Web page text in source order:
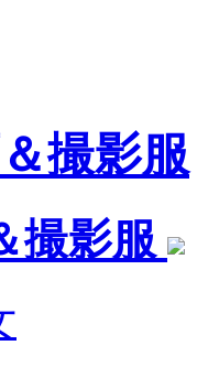
撮影服
撮影服